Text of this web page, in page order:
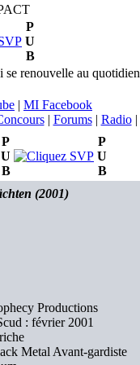
P
U
B
renouvelle au quotidien
| MI Facebook
| Forums| Radio|
P
U
B
P
U
B
(2001)
Productions
: février 2001
Metal Avant-gardiste